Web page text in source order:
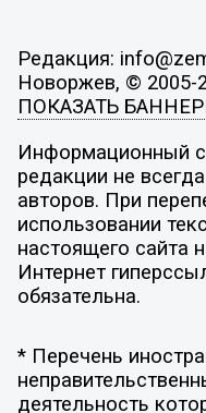
Редакция:
Новоржев, © 2005-
ПОКАЗАТЬ
Информационный
редакции не
авторов. При
использовании
настоящего сайта
Интернет
обязательна.
* Перечень
деятельность